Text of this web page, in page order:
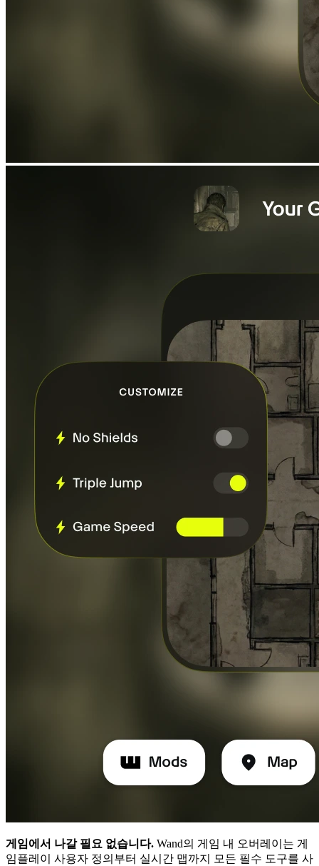
게임에서 나갈 필요 없습니다. Wand의 게임 내 오버레이는 게
임플레이 사용자 정의부터 실시간 맵까지 모든 필수 도구를 사